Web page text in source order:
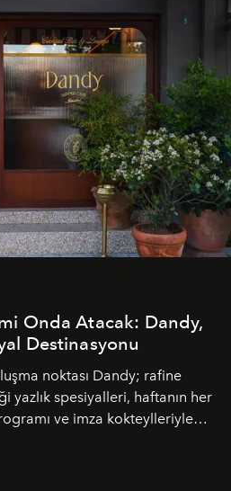
odaklanan bu özel
anlayışını gün batımından
farklı bir deneyim sunuyor.
Onda Atacak: Dandy,
Destinasyonu
noktası Dandy; rafine
yazlık spesiyalleri, haftanın her
ve imza kokteylleriyle